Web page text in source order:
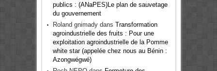
publics : (ANaPES)Le plan de sauvetage
du gouvernement
Roland gnimadydans Transformation
agroindustrielle des fruits : Pour une
exploitation agroindustrielle de la Pomme
white star (appelée chez nous au Bénin :
Azongwégwé)